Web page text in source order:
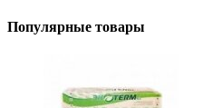
Популярные товары